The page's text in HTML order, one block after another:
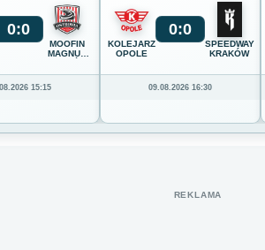
0:0
MOOFIN
MAGNUS
WIELKOPOLSKI
15:15
KOLEJARZ
OPOLE
0:0
SPEEDWAY
KRAKÓW
09.08.2026 16:30
REKLAMA